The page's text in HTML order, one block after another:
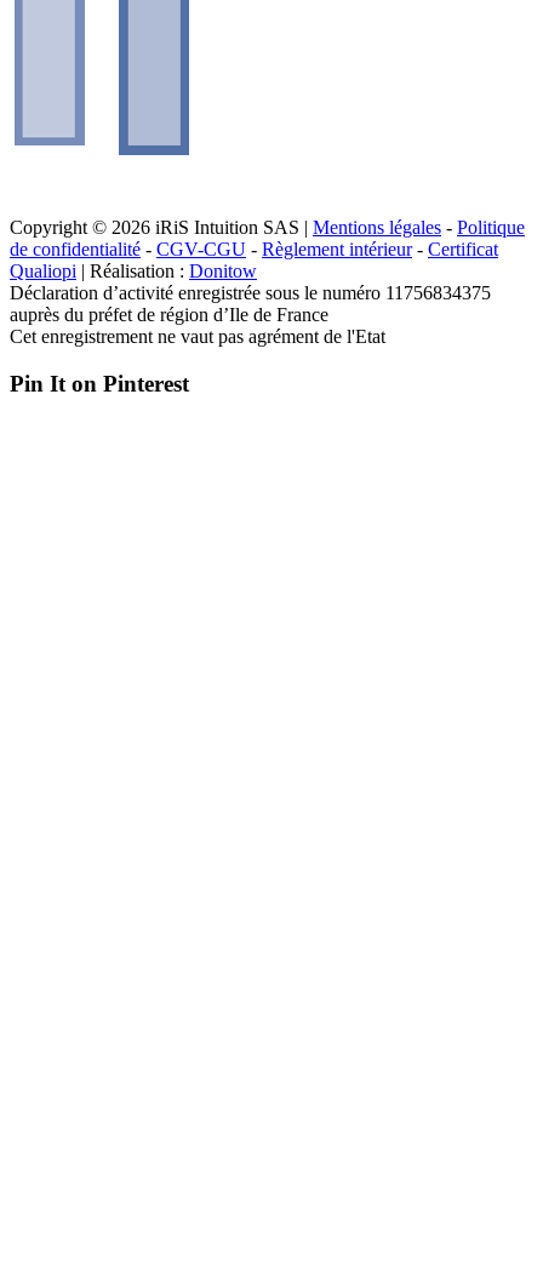
Copyright © 2026 iRiS Intuition SAS | Mentions légales - Politique
de confidentialité - CGV-CGU - Règlement intérieur- Certificat
Qualiopi | Réalisation : Donitow
Déclaration d’activité enregistrée sous le numéro 11756834375
auprès du préfet de région d’Ile de France
Cet enregistrement ne vaut pas agrément de l'Etat
Pin It on Pinterest